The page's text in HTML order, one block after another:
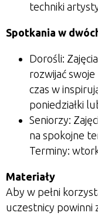
techniki
Spotkania w
Dorośli:
rozwijać
czas w
poniedziałki
Seniorzy:
na spokojne
Terminy:
Materiały
Aby w pełni
uczestnicy powinni